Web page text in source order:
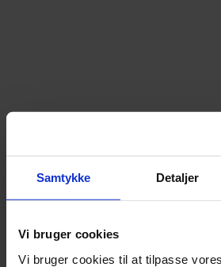
Samtykke Detaljer
Vi bruger cookies
Vi bruger cookies til at tilpasse